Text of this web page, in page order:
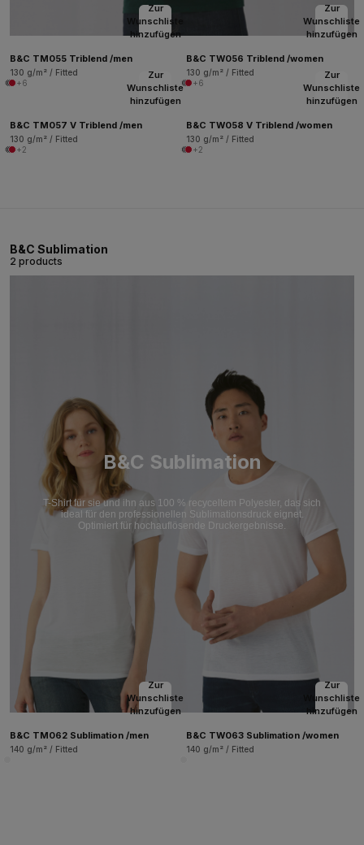
Zur
Wunschliste
hinzufügen
B&C TM055 Triblend /men
130 g/m² / Fitted
+6
Zur
Wunschliste
hinzufügen
B&C TW056 Triblend /women
130 g/m² / Fitted
+6
Zur
Wunschliste
hinzufügen
B&C TM057 V Triblend /men
130 g/m² / Fitted
+2
Zur
Wunschliste
hinzufügen
B&C TW058 V Triblend /women
130 g/m² / Fitted
+2
B&C Sublimation
2 products
B&C Sublimation
T-Shirt für sie und ihn aus 100 % recyceltem Polyester, das sich
ideal für den professionellen Sublimationsdruck eignet.
Optimiert für hochauflösende Druckergebnisse.
Zur
Wunschliste
hinzufügen
B&C TM062 Sublimation /men
140 g/m² / Fitted
Zur
Wunschliste
hinzufügen
B&C TW063 Sublimation /women
140 g/m² / Fitted